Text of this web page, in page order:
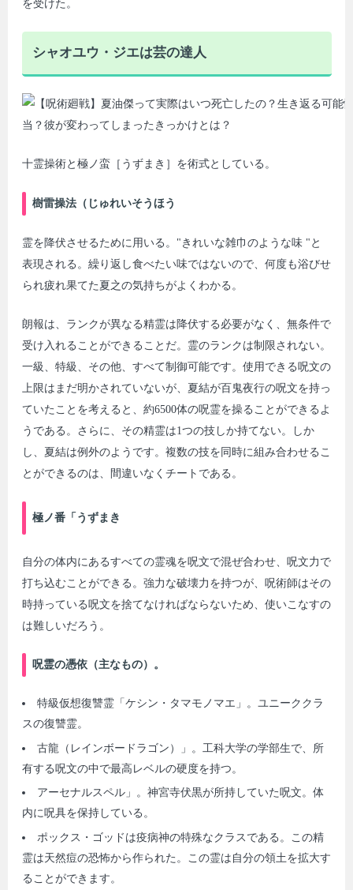
を受けた。
シャオユウ・ジエは芸の達人
十霊操術と極ノ蛮［うずまき］を術式としている。
樹雷操法（じゅれいそうほう
霊を降伏させるために用いる。"きれいな雑巾のような味 "と
表現される。繰り返し食べたい味ではないので、何度も浴びせ
られ疲れ果てた夏之の気持ちがよくわかる。
朗報は、ランクが異なる精霊は降伏する必要がなく、無条件で
受け入れることができることだ。霊のランクは制限されない。
一級、特級、その他、すべて制御可能です。使用できる呪文の
上限はまだ明かされていないが、夏結が百鬼夜行の呪文を持っ
ていたことを考えると、約6500体の呪霊を操ることができるよ
うである。さらに、その精霊は1つの技しか持てない。しか
し、夏結は例外のようです。複数の技を同時に組み合わせるこ
とができるのは、間違いなくチートである。
極ノ番「うずまき
自分の体内にあるすべての霊魂を呪文で混ぜ合わせ、呪文力で
打ち込むことができる。強力な破壊力を持つが、呪術師はその
時持っている呪文を捨てなければならないため、使いこなすの
は難しいだろう。
呪霊の憑依（主なもの）。
特級仮想復讐霊「ケシン・タマモノマエ」。ユニーククラ
スの復讐霊。
古龍（レインボードラゴン）」。工科大学の学部生で、所
有する呪文の中で最高レベルの硬度を持つ。
アーセナルスペル」。神宮寺伏黒が所持していた呪文。体
内に呪具を保持している。
ポックス・ゴッドは疫病神の特殊なクラスである。この精
霊は天然痘の恐怖から作られた。この霊は自分の領土を拡大す
ることができます。